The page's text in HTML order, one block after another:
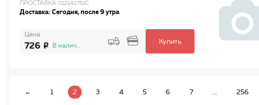
ПРОСТАВКА 012141751C
Доставка: Сегодня, после 9 утра
Цена
726 В наличии
Купить
← 1 2 3 4 5 6 7 ... 256